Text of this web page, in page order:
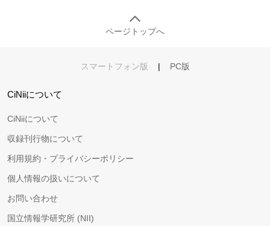
ページトップへ
スマートフォン版 | PC版
CiNiiについて
CiNiiについて
収録刊行物について
利用規約・プライバシーポリシー
個人情報の扱いについて
お問い合わせ
国立情報学研究所 (NII)